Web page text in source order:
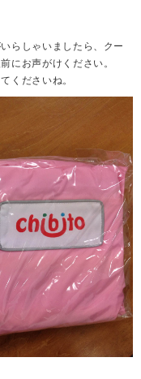
らしゃいましたら、クー
にお声がけください。
くださいね。